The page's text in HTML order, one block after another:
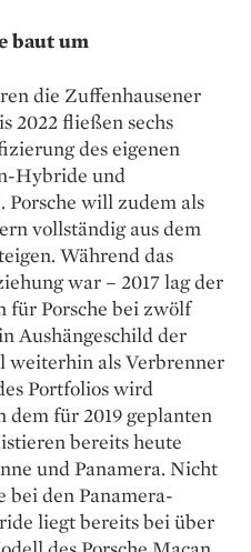
baut um
die Zuffenhausener
2022 fließen sechs
des eigenen
Hybride und
will zudem als
vollständig aus dem
Während das
war – 2017 lag der
für Porsche bei zwölf
Aushängeschild der
weiterhin als Verbrenner
Portfolios wird
dem für 2019 geplanten
bereits heute
und Panamera. Nicht
bei den Panamera-
liegt bereits bei über